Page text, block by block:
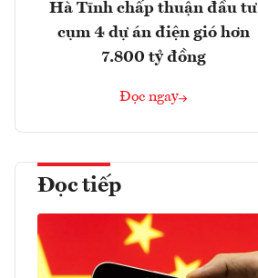
Hà Tĩnh chấp thuận đầu tư
cụm 4 dự án điện gió hơn
7.800 tỷ đồng
Đọc ngay
Đọc tiếp